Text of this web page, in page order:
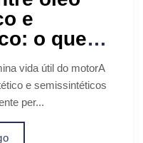
e
o que
vida útil do motorA
e semissintéticos
per...